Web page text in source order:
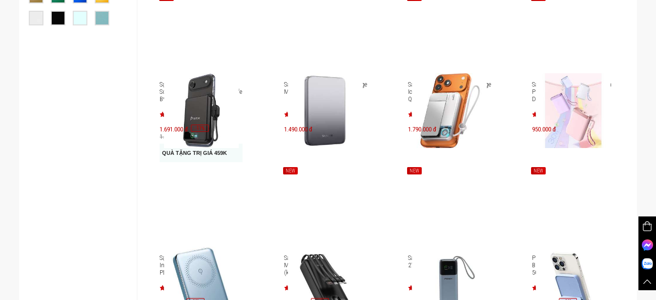
Sạc dự phòng thể rắn BMX
SolidSafe 5000mAh Qi2 MagSafe
B939-05
1.691.000 đ -11%
1.900.000 đ
QUÀ TẶNG TRỊ GIÁ 459K
Sạc dự phòng không dây Sharge
M7 10000mAh
1.490.000 đ
Sạc dự phòng không dây Sharge
Icemag 3 10.000mAh (35W,
Qi2.2, 25W)
1.790.000 đ
Sạc dự phòng Pisen Quick High
Power Box 30W 10000mAh TS-
D381
950.000 đ
Sạc dự phòng MagSafe
Innostyle Powermag Slim 15W
PD/QC3.0 20W 10000mAh
IM20PD
NEW
Sạc dự phòng Innostyle
MultiCharge Go 20000 mAh
(kèm 4 cáp) MCG20K
NEW
Sạc dự phòng Pisen Bolt 240W
27000mAh TP-D106
NEW
Pin sạc dự phòng Mazer Power
Bank With USB-C PD20W
5000mAh M-MagAir15